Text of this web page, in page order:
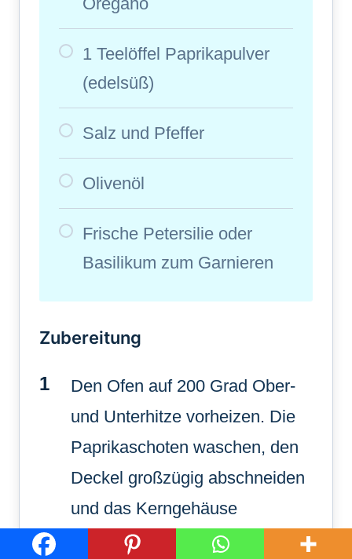
1 Teelöffel Paprikapulver
(edelsüß)
Salz und Pfeffer
Olivenöl
Frische Petersilie oder
Basilikum zum Garnieren
Zubereitung
Den Ofen auf 200 Grad Ober-
und Unterhitze vorheizen. Die
Paprikaschoten waschen, den
Deckel großzügig abschneiden
und das Kerngehäuse
entfernen.